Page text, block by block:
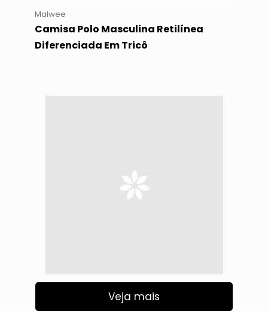
Malwee
Camisa Polo Masculina Retilínea
Diferenciada Em Tricô
Veja mais